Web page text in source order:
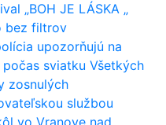
„BOH JE LÁSKA „
bez filtrov
upozorňujú na
sviatku Všetkých
zosnulých
službou
vo Vranove nad